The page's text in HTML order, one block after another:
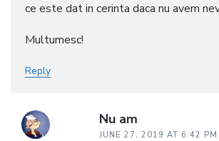
ce este dat in cerinta daca nu avem
Multumesc!
Reply
Nu am
JUNE 27, 2019 AT 6:42 PM